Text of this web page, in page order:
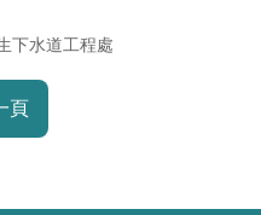
下水道工程處
頁